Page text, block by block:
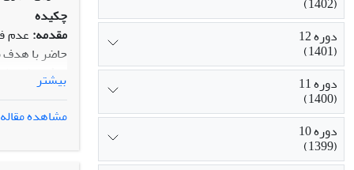
چکیده
مقدمه: عدم
حاضر با هدف
روش:
بعد از ارائه
بیشتر
مشاهده مقاله
دوره 12
(1401)
دوره 11
(1400)
دوره 10
(1399)